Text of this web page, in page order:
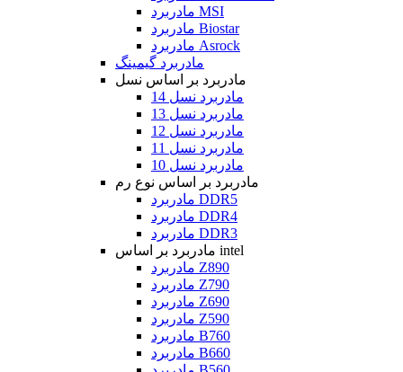
مادربرد MSI
مادربرد Biostar
مادربرد Asrock
مادربرد گیمینگ
مادربرد بر اساس نسل
مادربرد نسل 14
مادربرد نسل 13
مادربرد نسل 12
مادربرد نسل 11
مادربرد نسل 10
مادربرد بر اساس نوع رم
مادربرد DDR5
مادربرد DDR4
مادربرد DDR3
مادربرد بر اساس intel
مادربرد Z890
مادربرد Z790
مادربرد Z690
مادربرد Z590
مادربرد B760
مادربرد B660